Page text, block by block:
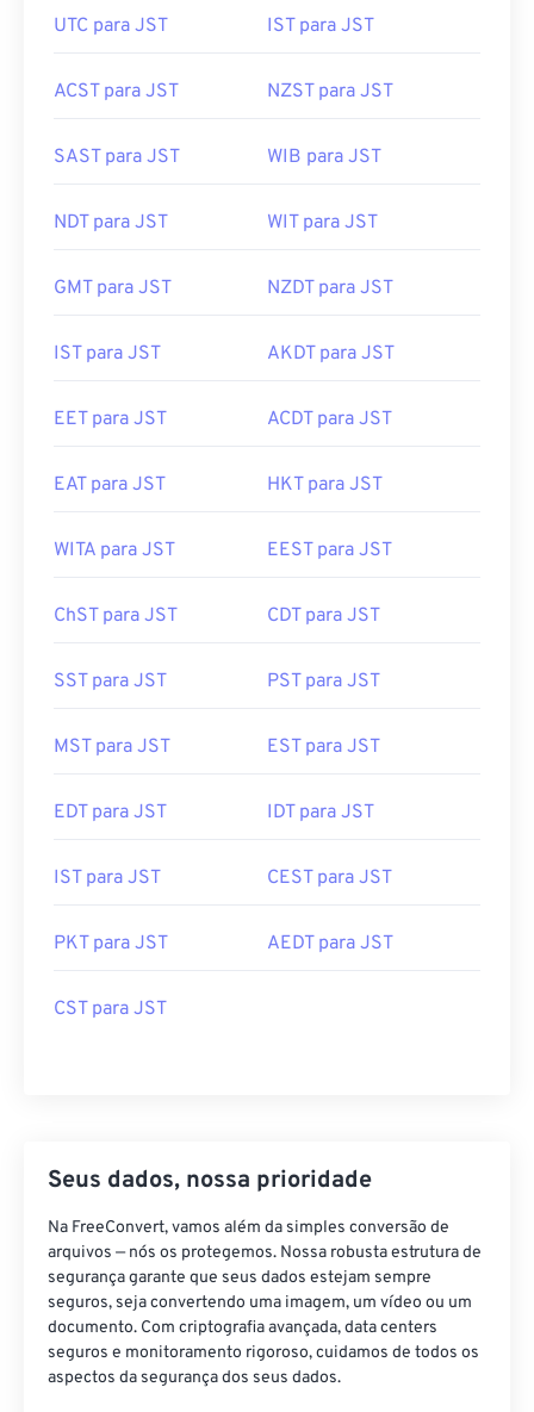
UTC para JST IST para JST
ACST para JST NZST para JST
SAST para JST WIB para JST
NDT para JST WIT para JST
GMT para JST NZDT para JST
IST para JST AKDT para JST
EET para JST ACDT para JST
EAT para JST HKT para JST
WITA para JST EEST para JST
ChST para JST CDT para JST
SST para JST PST para JST
MST para JST EST para JST
EDT para JST IDT para JST
IST para JST CEST para JST
PKT para JST AEDT para JST
CST para JST
Seus dados, nossa prioridade
Na FreeConvert, vamos além da simples conversão de
arquivos — nós os protegemos. Nossa robusta estrutura de
segurança garante que seus dados estejam sempre
seguros, seja convertendo uma imagem, um vídeo ou um
documento. Com criptografia avançada, data centers
seguros e monitoramento rigoroso, cuidamos de todos os
aspectos da segurança dos seus dados.